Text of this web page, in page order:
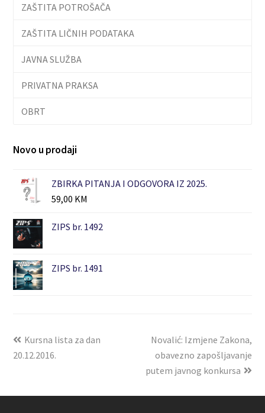
ZAŠTITA POTROŠAČA
ZAŠTITA LIČNIH PODATAKA
JAVNA SLUŽBA
PRIVATNA PRAKSA
OBRT
Novo u prodaji
ZBIRKA PITANJA I ODGOVORA IZ 2025.
59,00 KM
ZIPS br. 1492
ZIPS br. 1491
Kursna lista za dan
20.12.2016.
Novalić: Izmjene Zakona,
obavezno zapošljavanje
putem javnog konkursa